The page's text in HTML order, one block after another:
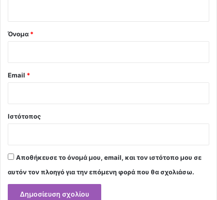
Όνομα *
Email *
Ιστότοπος
Αποθήκευσε το όνομά μου, email, και τον ιστότοπο μου σε
αυτόν τον πλοηγό για την επόμενη φορά που θα σχολιάσω.